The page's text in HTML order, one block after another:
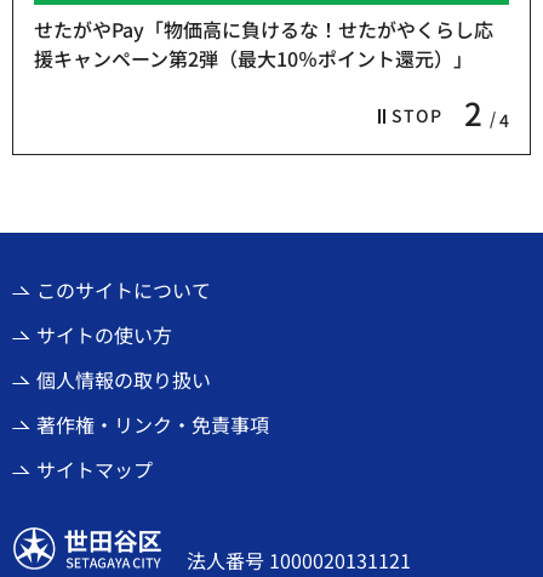
STOP 2 4
せたがやPay「物価高に負けるな！せたがやくらし応
援キャンペーン第2弾（最大10％ポイント還元）」
このサイトについて
サイトの使い方
個人情報の取り扱い
著作権・リンク・免責事項
サイトマップ
世田谷区
法人番号 1000020131121